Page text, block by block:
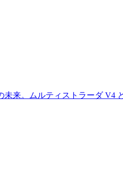
来。ムルティストラーダ V4